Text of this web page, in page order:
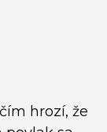
čím hrozí, že